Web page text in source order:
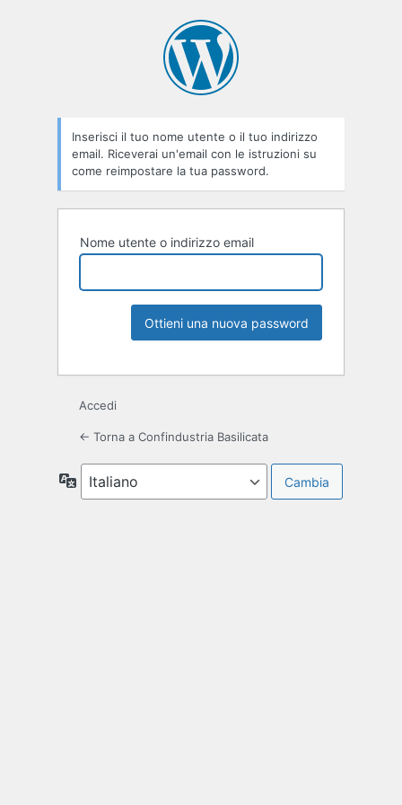
Inserisci il tuo nome utente o il tuo indirizzo
email. Riceverai un'email con le istruzioni su
come reimpostare la tua password.
Nome utente o indirizzo email
Accedi
← Torna a Confindustria Basilicata
Lingua